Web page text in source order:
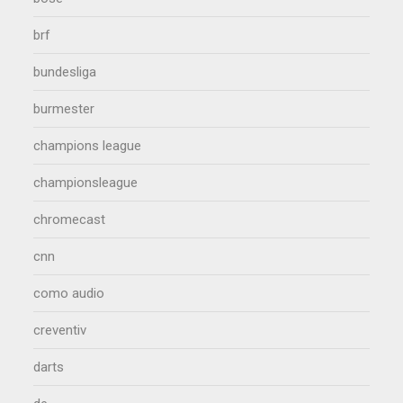
brf
bundesliga
burmester
champions league
championsleague
chromecast
cnn
como audio
creventiv
darts